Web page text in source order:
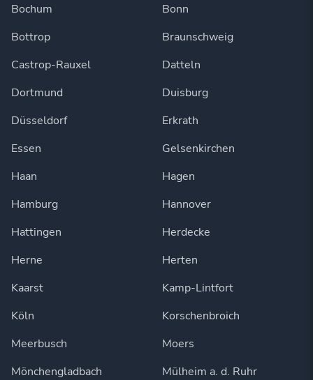
Bochum
Bonn
Bottrop
Braunschweig
Castrop-Rauxel
Datteln
Dortmund
Duisburg
Düsseldorf
Erkrath
Essen
Gelsenkirchen
Haan
Hagen
Hamburg
Hannover
Hattingen
Herdecke
Herne
Herten
Kaarst
Kamp-Lintfort
Köln
Korschenbroich
Meerbusch
Moers
Mönchengladbach
Mülheim a. d. Ruhr